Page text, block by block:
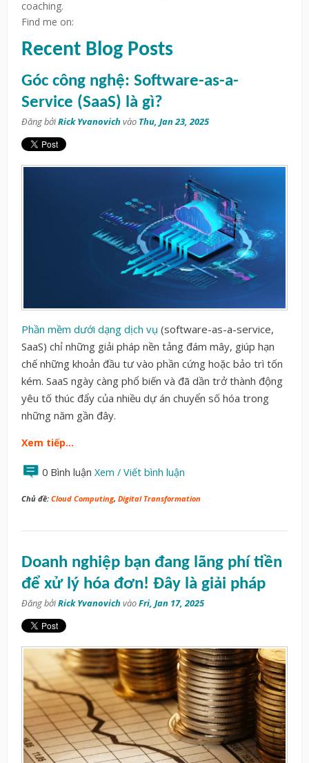
coaching.
Find me on:
Recent Blog Posts
Góc công nghệ: Software-as-a-
Service (SaaS) là gì?
Đăng bởiRick Yvanovich vào Thu, Jan 23, 2025
Phần mềm dưới dạng dịch vụ (software-as-a-service,
SaaS) chỉ những giải pháp nền tảng đám mây, giúp hạn
chế những khoản đầu tư vào phần cứng hoặc bảo trì tốn
kém. SaaS ngày càng phổ biến và đã dần trở thành động
yêu tố thúc đẩy của nhiều dự án chuyển số hóa trong
những năm gần đây.
Xem tiếp…
0 Bình luận Xem / Viết bình luận
Chủ đề: Cloud Computing, Digital Transformation
Doanh nghiệp bạn đang lãng phí tiền
để xử lý hóa đơn! Đây là giải pháp
Đăng bởiRick Yvanovich vàoFri, Jan 17, 2025